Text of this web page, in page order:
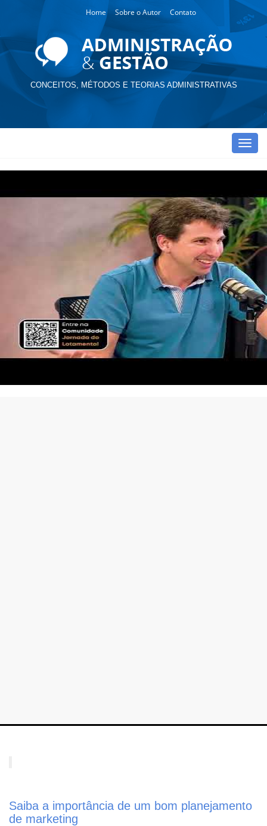
Home Sobre o Autor Contato
CONCEITOS, MÉTODOS E TEORIAS ADMINISTRATIVAS
Saiba a importância de um bom planejamento
de marketing